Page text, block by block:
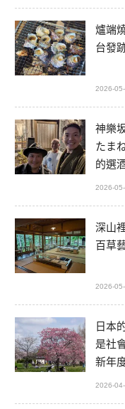
爐端
台發
2026-
神樂
たま
的選
2026-
深山
百草
2026-
日本
是社
新年
2026-